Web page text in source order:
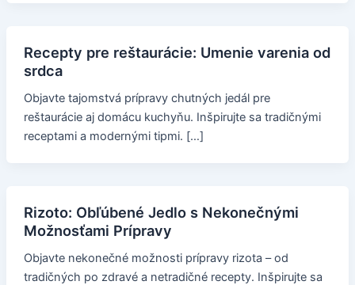
Recepty pre reštaurácie: Umenie varenia od
srdca
Objavte tajomstvá prípravy chutných jedál pre
reštaurácie aj domácu kuchyňu. Inšpirujte sa tradičnými
receptami a modernými tipmi. […]
Rizoto: Obľúbené Jedlo s Nekonečnými
Možnosťami Prípravy
Objavte nekonečné možnosti prípravy rizota – od
tradičných po zdravé a netradičné recepty. Inšpirujte sa